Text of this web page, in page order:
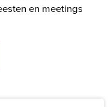
en meetings